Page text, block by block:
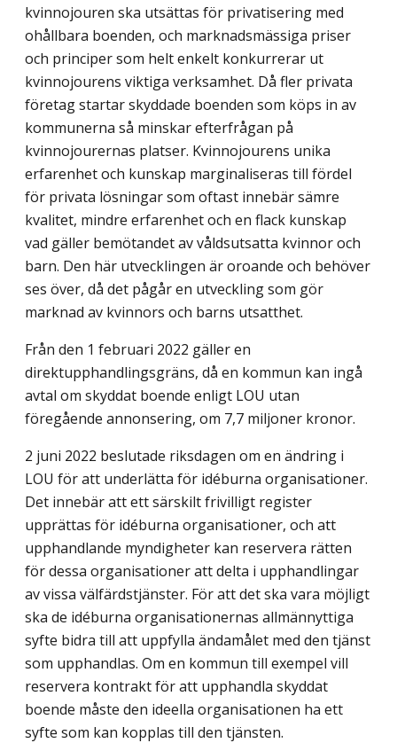
kvinnojouren ska utsättas för privatisering med
ohållbara boenden, och marknadsmässiga priser
och principer som helt enkelt konkurrerar ut
kvinnojourens viktiga verksamhet. Då fler privata
företag startar skyddade boenden som köps in av
kommunerna så minskar efterfrågan på
kvinnojourernas platser. Kvinnojourens unika
erfarenhet och kunskap marginaliseras till fördel
för privata lösningar som oftast innebär sämre
kvalitet, mindre erfarenhet och en flack kunskap
vad gäller bemötandet av våldsutsatta kvinnor och
barn. Den här utvecklingen är oroande och behöver
ses över, då det pågår en utveckling som gör
marknad av kvinnors och barns utsatthet.
Från den 1 februari 2022 gäller en
direktupphandlingsgräns, då en kommun kan ingå
avtal om skyddat boende enligt LOU utan
föregående annonsering, om 7,7 miljoner kronor.
2 juni 2022 beslutade riksdagen om en ändring i
LOU för att underlätta för idéburna organisationer.
Det innebär att ett särskilt frivilligt register
upprättas för idéburna organisationer, och att
upphandlande myndigheter kan reservera rätten
för dessa organisationer att delta i upphandlingar
av vissa välfärdstjänster. För att det ska vara möjligt
ska de idéburna organisationernas allmännyttiga
syfte bidra till att uppfylla ändamålet med den tjänst
som upphandlas. Om en kommun till exempel vill
reservera kontrakt för att upphandla skyddat
boende måste den ideella organisationen ha ett
syfte som kan kopplas till den tjänsten.